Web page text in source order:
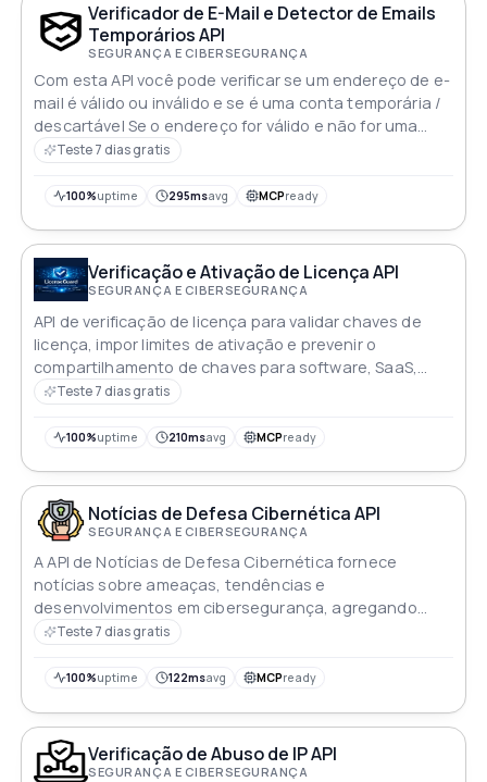
Verificador de E-Mail e Detector de Emails
Temporários API
SEGURANÇA E CIBERSEGURANÇA
Com esta API você pode verificar se um endereço de e-
mail é válido ou inválido e se é uma conta temporária /
descartável Se o endereço for válido e não for uma
conta de e-mail temporária então o parâmetro "block"
Teste 7 dias gratis
100%uptime 295msavg MCPready
Verificação e Ativação de Licença API
SEGURANÇA E CIBERSEGURANÇA
API de verificação de licença para validar chaves de
licença, impor limites de ativação e prevenir o
compartilhamento de chaves para software, SaaS,
plugins e aplicativos de desktop
Teste 7 dias gratis
100%uptime 210msavg MCPready
Notícias de Defesa Cibernética API
SEGURANÇA E CIBERSEGURANÇA
A API de Notícias de Defesa Cibernética fornece
notícias sobre ameaças, tendências e
desenvolvimentos em cibersegurança, agregando
conteúdo de várias fontes
Teste 7 dias gratis
100%uptime 122msavg MCPready
Verificação de Abuso de IP API
SEGURANÇA E CIBERSEGURANÇA